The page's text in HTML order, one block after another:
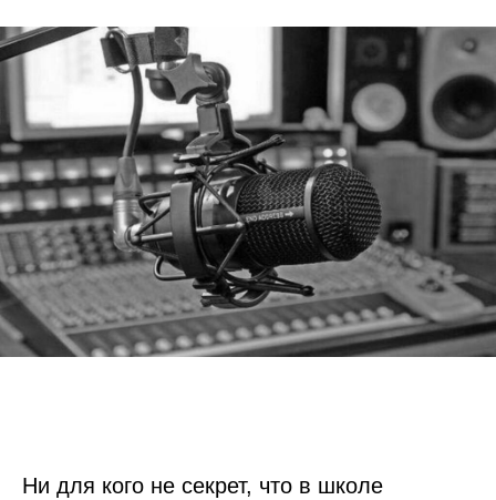
Ни для кого не секрет, что в школе